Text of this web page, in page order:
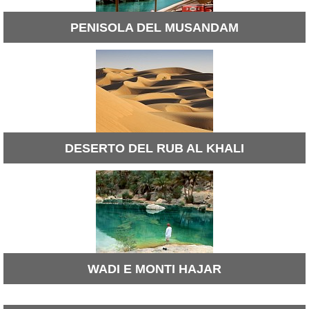
PENISOLA DEL MUSANDAM
DESERTO DEL RUB AL KHALI
WADI E MONTI HAJAR